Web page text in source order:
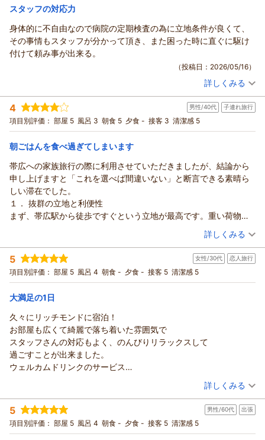
だけますと幸いでございます。
ております。
支配人
フロント 松村
（返信日：2026/06/04）
す。
ンのメニューが少なく寂しい思いをさせてしまいましたこと、
誠に申し訳ございません。
遅い時間であっても、すべてのお客様に「十勝の朝ごはん」を
心ゆくまでお楽しみいただけるよう、終了間際まで適切な補充
を徹底するようレストランスタッフとも共有し、改善に努めて
さらに、フロントスタッフの対応におきまして、無愛想で説明
が不足していたとのこと、重ねてお詫び申し上げます。
メールのやり取りや他のスタッフの対応が良かったとお気遣い
をいただき大変恐縮ではございますが、どのスタッフが対応い
来の姿でございます。
今回の件を真摯に受け止め、フロントスタッフ全体の接遇教育
を今一度見直し、おもてなしの向上に努めてまいる所存でござ
います。
多くの気づきをいただく貴重なご指摘があったにもかかわら
ず、「また帯広に行く際は利用したい」との身に余るお言葉を
次回お越しいただいた際には、今回ご利用いただけなかったウ
ェルカムドリンクも含め、朝食から接客にいたるまでお楽しみ
いただけましたら幸いでございます。
お忙しい中、貴重なご投稿をお寄せいただきありがとうござい
ました。
お客様のまたのお越しを、スタッフ一同心よりお待ち申し上げ
ております。
支配人
フロント 松村
宿泊価格帯： 6,001～7,000円(大人一人あたり/税込)
リッチモンドホテル帯広駅前からの返信
この度は数あるホテルの中からリッチモンドホテル帯広駅前を
ご利用いただき、誠にありがとうございます。
初めての帯広観光を楽しまれるためご宿泊いただけたこと、大
5月とは思えない暑さの中で、駅近の立地がお役に立てたよう
で何よりでございます。
また、当日でもお得にご宿泊いただけたとのお言葉にも安心い
たしました。
しかしながら、客室デスク周りや浴室の清掃につきまして、ご
た。本来であれば、快適で清潔なお部屋をご提供すべきとこ
ろ、清掃が行き届いておらず残念なお気持ちにさせてしまいま
したことを深くお詫び申し上げます。いただいたご指摘は清掃
スタッフとも共有し、今後は最終確認を含め、より丁寧な清掃
と管理を徹底してまいります。
そのような中でも、フロントスタッフの対応について温かいお
に安心して気持ちよくご滞在いただけるホテルを目指し、サー
ビス向上に努めてまいります。
この度は貴重なご意見をお寄せいただき、誠にありがとうござ
いました。また帯広へお越しの機会がございましたら、ぜひ私
スタッフ一同、心よりお待ちしております。
リッチモンドホテル帯広駅前
支配人
フロント 石井
スタッフの対応力
身体的に不自由なので病院の定期検査の為に立地条件が良くて、
その事情もスタッフが分かって頂き、また困った時に直ぐに駆け
付けて頼み事が出来る。
（投稿日：2026/05/16）
投稿者： ノンタン大好きさん(男性/40代)
宿泊プラン： 【早期割28】28日前までの予約でお得に泊まろう-食事なし-
シングル 食事なし
宿泊価格帯： 6,001～7,000円(大人一人あたり/税込)
この度はリッチモンドホテル帯広駅前へご宿泊いただき、誠に
ありがとうございました。
定期検査のためのご滞在とのことでしたが、私どもホテルの立
地やスタッフの対応がお役に立てたようで、大変嬉しく思って
おります。
お困りの際に安心してお声掛けいただけたこと、また少しでも
快適にお過ごしいただけたことは、スタッフ一同の励みになり
ます。
これからも安心してご利用いただけるホテルを目指してまいり
ますので、またお近くへお越しの際はぜひお立ち寄りください
ませ。
リッチモンドホテル帯広駅前
支配人
フロント 石井
詳しくみる
4 男性/40代 子連れ旅行
項目別評価： 部屋 5 風呂 3 朝食 5 夕食 - 接客 3 清潔感 5
朝ごはんを食べ過ぎてしまいます
帯広への家族旅行の際に利用させていただきましたが、結論から
申し上げますと「これを選べば間違いない」と断言できる素晴ら
しい滞在でした。
１． 抜群の立地と利便性
まず、帯広駅から徒歩ですぐという立地が最高です。重い荷物を
持っての移動も苦になりませんし、周辺には有名な「豚丼」の名
店や居酒屋、コンビニも充実しており、夜の食事に困ることは一
切ありませんでした。
２． 清潔感溢れる客室と機能性
お部屋に入って驚いたのは、その徹底された清潔感です。リッチ
メンテナンスが行き届いている印象を受けました。
また、デスクが広く、照明も明るいため、急遽仕事が入りました
が、ＰＣ作業も非常に捗りました。スマートフォンの充電ケーブ
ルが備え付けられている点など、細やかな配慮が「分かっている
な」と感じさせてくれます。
３． 感動レベルの朝食
十勝の新鮮な食材をふんだんに使ったメニューは、ビジネスホテ
ルの域を完全に超えています。自分で作る「勝手丼」や、本場の
「帯広豚丼」が朝から楽しめるのは贅沢の極み。さらに地元の乳
製品や新鮮な野菜など、どれを取っても味が濃く、ついつい食べ
（投稿日：2026/05/14）
宿泊時期： 2026年03月宿泊 (子連れ旅行)
投稿者： ミネさん
宿泊プラン： 【お子様歓迎！】小学生のお子様は朝食バイキング無料★ファ
ミリー応援プラン-朝食付-【じゃらん限定】
ツイン 朝のみ
宿泊価格帯：
リッチモンドホテル帯広駅前からの返信
この度はリッチモンドホテル帯広駅前へご宿泊いただきまして
誠にありがとうございます。
また、ご多忙の折にご感想をお寄せいただきましたこと厚く御
礼申し上げます。
まずは立地や利便性についてお褒めの言葉をいただき大変光栄
でございます。
仰る通り、私どもは帯広駅から徒歩圏内に位置しており、周辺
には「豚丼」の名店や、地元の方にも愛される居酒屋、コンビ
ニなどが揃っております。
詳しくみる
5 女性/30代 恋人旅行
項目別評価： 部屋 5 風呂 4 朝食 - 夕食 - 接客 5 清潔感 5
大満足の1日
久々にリッチモンドに宿泊！
お部屋も広くて綺麗で落ち着いた雰囲気で
スタッフさんの対応もよく、のんびりリラックスして
過ごすことが出来ました。
ウェルカムドリンクのサービス
また泊まりに来ます。
（投稿日：2026/05/11）
宿泊時期： 2026年04月宿泊 (恋人旅行)
投稿者： あちゃさん
宿泊プラン： 【早期割28】28日前までの予約でお得に泊まろう-食事なし-
ダブル 食事なし
詳しくみる
5 男性/60代 出張
項目別評価： 部屋 5 風呂 4 朝食 - 夕食 - 接客 5 清潔感 5